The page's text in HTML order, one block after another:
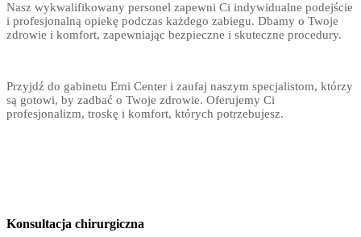
Nasz wykwalifikowany personel zapewni Ci indywidualne podejście
i profesjonalną opiekę podczas każdego zabiegu. Dbamy o Twoje
zdrowie i komfort, zapewniając bezpieczne i skuteczne procedury.
Przyjdź do gabinetu Emi Center i zaufaj naszym specjalistom, którzy
są gotowi, by zadbać o Twoje zdrowie. Oferujemy Ci
profesjonalizm, troskę i komfort, których potrzebujesz.
Konsultacja chirurgiczna